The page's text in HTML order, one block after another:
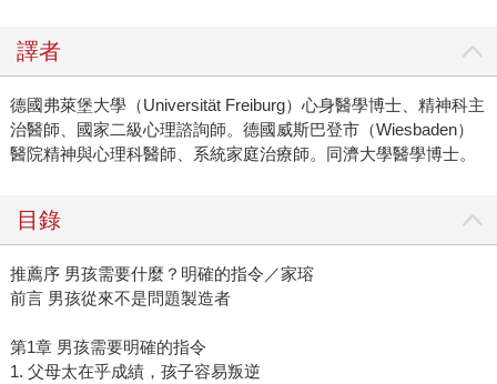
譯者
德國弗萊堡大學（Universität Freiburg）心身醫學博士、精神科主
治醫師、國家二級心理諮詢師。 德國威斯巴登市（Wiesbaden）
醫院精神與心理科醫師、系統家庭治療師。同濟大學醫學博士。
目錄
推薦序 男孩需要什麼？明確的指令／家瑢
前言 男孩從來不是問題製造者
第1章 男孩需要明確的指令
1. 父母太在乎成績，孩子容易叛逆